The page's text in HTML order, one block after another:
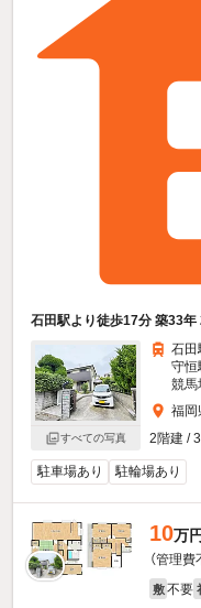
石田駅より徒歩17分 築33年
すべての写真
石田
守恒
競馬
福岡
2階建 /
駐車場あり 駐輪場あり
10万円
（管理費
敷 不要